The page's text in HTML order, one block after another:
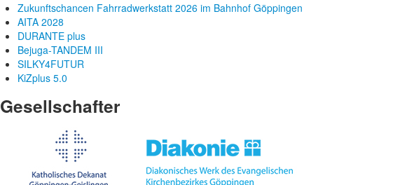
Zukunftschancen Fahrradwerkstatt 2026 im Bahnhof Göppingen
AITA 2028
DURANTE plus
Bejuga-TANDEM III
SILKY4FUTUR
KiZplus 5.0
Gesellschafter